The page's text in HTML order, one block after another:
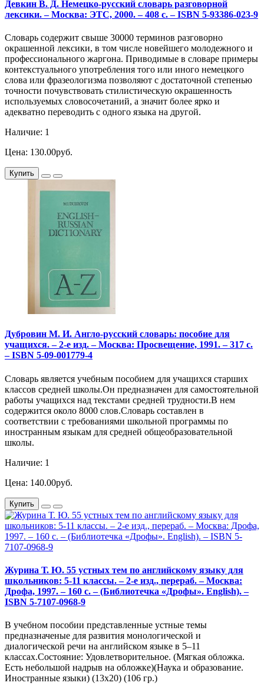
Девкин В. Д. Немецко-русский словарь разговорной
лексики. – Москва: ЭТС, 2000. – 408 с. – ISBN 5-93386-023-9
Словарь содержит свыше 30000 терминов разговорно
окрашенной лексики, в том числе новейшего молодежного и
профессионального жаргона. Приводимые в словаре примеры
контекстуального употребления того или иного немецкого
слова или фразеологизма позволяют с достаточной степенью
точности почувствовать стилистическую окрашенность
используемых словосочетаний, а значит более ярко и
адекватно переводить с одного языка на другой.
Наличие: 1
Цена: 130.00руб.
Купить
Дубровин М. И. Англо-русский словарь: пособие для
учащихся. – 2-е изд. – Москва: Просвещение, 1991. – 317 с.
– ISBN 5-09-001779-4
Словарь является учебным пособием для учащихся старших
классов средней школы.Он предназначен для самостоятельной
работы учащихся над текстами средней трудности.В нем
содержится около 8000 слов.Словарь составлен в
соответствии с требованиями школьной программы по
иностранным языкам для средней общеобразовательной
школы.
Наличие: 1
Цена: 140.00руб.
Купить
Журина Т. Ю. 55 устных тем по английскому языку для
школьников: 5-11 классы. – 2-е изд., перераб. – Москва:
Дрофа, 1997. – 160 с. – (Библиотечка «Дрофы». English). –
ISBN 5-7107-0968-9
В учебном пособии представленные устные темы
предназначеные для развития монологической и
диалогической речи на английском языке в 5–11
классах.Состояние: Удовлетворительное. (Мягкая обложка.
Есть небольшой надрыв на обложке)(Наука и образование.
Иностранные языки) (13х20) (106 гр.)